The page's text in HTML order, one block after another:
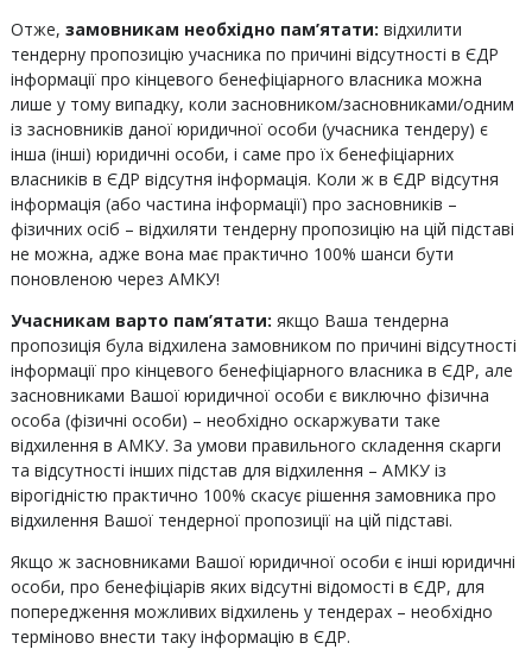
Отже, замовникам необхідно пам’ятати: відхилити
тендерну пропозицію учасника по причині відсутності в ЄДР
інформації про кінцевого бенефіціарного власника можна
лише у тому випадку, коли засновником/засновниками/одним
із засновників даної юридичної особи (учасника тендеру) є
інша (інші) юридичні особи, і саме про їх бенефіціарних
власників в ЄДР відсутня інформація. Коли ж в ЄДР відсутня
інформація (або частина інформації) про засновників –
фізичних осіб – відхиляти тендерну пропозицію на цій підставі
не можна, адже вона має практично 100% шанси бути
поновленою через АМКУ!
Учасникам варто пам’ятати: якщо Ваша тендерна
пропозиція була відхилена замовником по причині відсутності
інформації про кінцевого бенефіціарного власника в ЄДР, але
засновниками Вашої юридичної особи є виключно фізична
особа (фізичні особи) – необхідно оскаржувати таке
відхилення в АМКУ. За умови правильного складення скарги
та відсутності інших підстав для відхилення – АМКУ із
вірогідністю практично 100% скасує рішення замовника про
відхилення Вашої тендерної пропозиції на цій підставі.
Якщо ж засновниками Вашої юридичної особи є інші юридичні
особи, про бенефіціарів яких відсутні відомості в ЄДР, для
попередження можливих відхилень у тендерах – необхідно
терміново внести таку інформацію в ЄДР.